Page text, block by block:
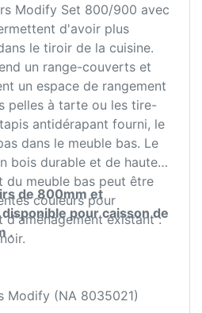
Modify Set 800/900 avec
d'avoir plus
le tiroir de la cuisine.
un range-couverts et
un espace de rangement
pelles à tarte ou les tire-
antidérapant fourni, le
dans le meuble bas. Le
bois durable et de haute
du meuble bas peut être
couleurs pour
d'aménagement existant :
de 800mm et
pour caisson de
.
(NA 8035021)